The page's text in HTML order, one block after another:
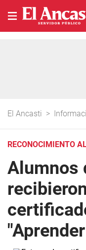
El Ancasti >
RECONOCIMIENTO
Alumnos